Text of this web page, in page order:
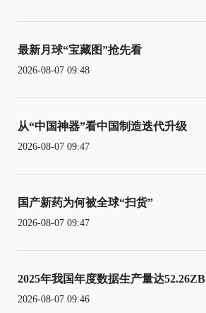
最新月球“宝藏图”抢先看
2026-08-07 09:48
从“中国神器”看中国制造迭代升级
2026-08-07 09:47
国产新药为何被全球“扫货”
2026-08-07 09:47
2025年我国年度数据生产量达52.26ZB
2026-08-07 09:46